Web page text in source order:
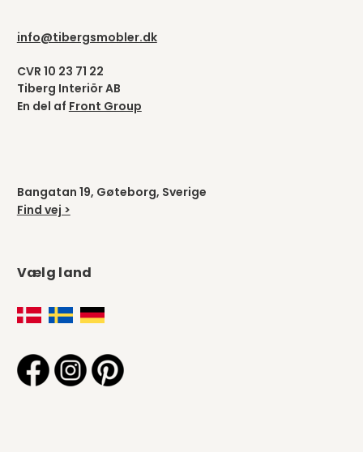
info@tibergsmobler.dk
CVR 10 23 71 22
Tiberg Interiör AB
En del af Front Group
Bangatan 19, Gøteborg, Sverige
Find vej >
Vælg land